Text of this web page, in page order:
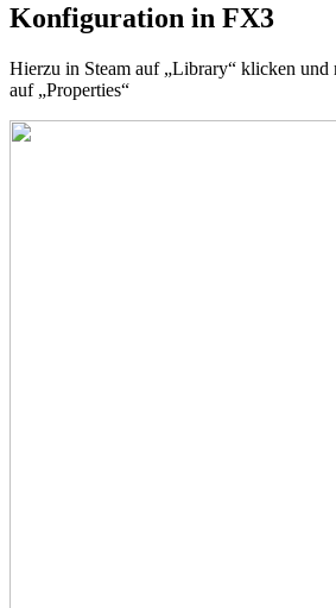
Konfiguration in FX3
Hierzu in Steam auf „Library“ klicken und
auf „Properties“